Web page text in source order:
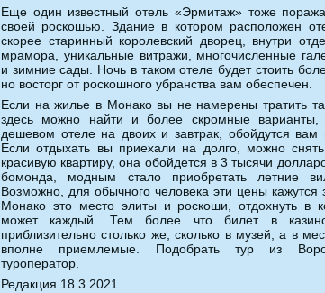
Еще один известный отель «Эрмитаж» тоже
своей роскошью. Здание в котором расположен
скорее старинный королевский дворец, внутри
мрамора, уникальные витражи, многочисленные
и зимние сады. Ночь в таком отеле будет стоить
но восторг от роскошного убранства вам обеспечен.
Если на жилье в Монако вы не намерены тратить
здесь можно найти и более скромные
дешевом отеле на двоих и завтрак, обойдутся вам
Если отдыхать вы приехали на долго, можно
красивую квартиру, она обойдется в 3 тысячи
бомонда, модным стало приобретать летние
Возможно, для обычного человека эти цены кажутся
Монако это место элиты и роскоши, отдохнуть в
может каждый. Тем более что билет в
приблизительно столько же, сколько в музей, а в
вполне приемлемые. Подобрать тур из
туроператор.
Редакция 18.3.2021